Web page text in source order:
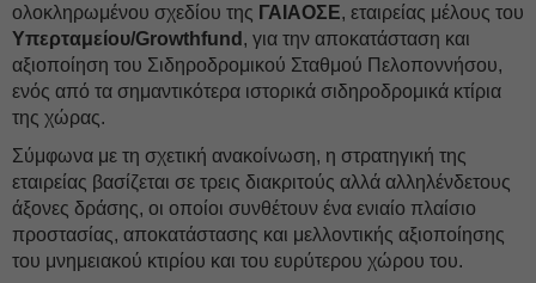
ολοκληρωμένου σχεδίου της ΓΑΙΑΟΣΕ, εταιρείας μέλους του
Υπερταμείου/Growthfund , για την αποκατάσταση και
αξιοποίηση του Σιδηροδρομικού Σταθμού Πελοποννήσου,
ενός από τα σημαντικότερα ιστορικά σιδηροδρομικά κτίρια
της χώρας.
Σύμφωνα με τη σχετική ανακοίνωση, η στρατηγική της
εταιρείας βασίζεται σε τρεις διακριτούς αλλά αλληλένδετους
άξονες δράσης, οι οποίοι συνθέτουν ένα ενιαίο πλαίσιο
προστασίας, αποκατάστασης και μελλοντικής αξιοποίησης
του μνημειακού κτιρίου και του ευρύτερου χώρου του.